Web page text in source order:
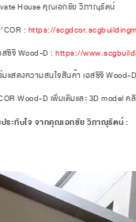
House คุณเอกชัย วิภาณุรัตน์
: https://
จี Wood-D : https://
ดงความสนใจสินค้า เอสซีจี Wood-
Wood-D เพิ่มเติมและ 3D model ค
ระทับใจ จากคุณเอกชัย วิภาณุรัตน์ :